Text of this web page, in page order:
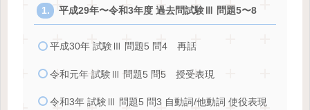
平成29年〜令和3年度 過去問試験Ⅲ 問題5〜8
平成30年 試験Ⅲ 問題5 問4 再話
令和元年 試験Ⅲ 問題5 問5 授受表現
令和3年 試験Ⅲ 問題5 問3 自動詞/他動詞 使役表現